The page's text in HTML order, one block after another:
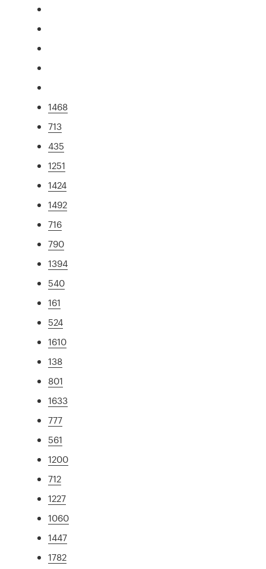
1468
713
435
1251
1424
1492
716
790
1394
540
161
524
1610
138
801
1633
777
561
1200
712
1227
1060
1447
1782